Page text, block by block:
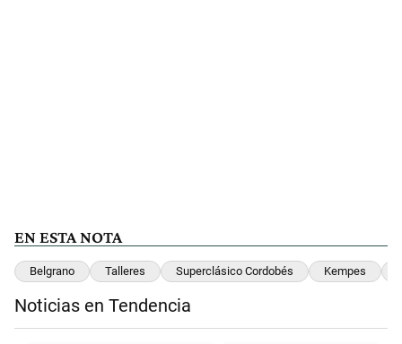
EN ESTA NOTA
Belgrano Talleres Superclásico Cordobés Kempes
Noticias en Tendencia